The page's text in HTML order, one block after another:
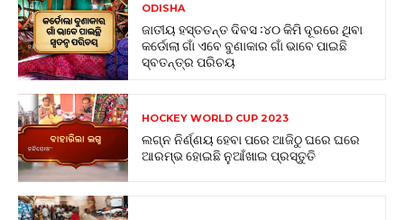
ODISHA
ଜାତୀୟ ହସ୍ତତନ୍ତ ଦିବସ :୪୦ କିମି ଦୂରରେ ଥିବା
କର୍ଡୋଲା ଗାଁ ଏବେ ବୁଣାକାର ଗାଁ ଭାବେ ପାଇଛି
ସ୍ବତନ୍ତ୍ର ପରିଚୟ
HOCKEY WORLD CUP 2023
ଲଗ୍ନ ନିର୍ଣ୍ଣୟ ହେବା ପରେ ଆଜିଠୁ ଘରେ ଘରେ
ଆରମ୍ଭ ହୋଇଛି ନୁଆଁଖାଇ ପ୍ରସ୍ତୁତି